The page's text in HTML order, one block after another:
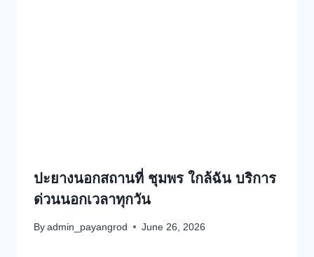
ปะยางนอกสถานที่ ชุมพร ใกล้ฉัน บริการ
ด่วนนอกเวลาทุกวัน
By admin_payangrod June 26, 2026